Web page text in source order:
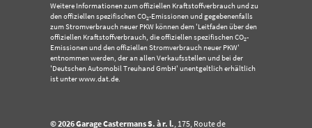
Weitere Informationen zum offiziellen Kraftstoffverbrauch und zu
den offiziellen spezifischen CO2-Emissionen und gegebenenfalls
zum Stromverbrauch neuer PKW können dem 'Leitfaden über den
offiziellen Kraftstoffverbrauch, die offiziellen spezifischen CO2-
Emissionen und den offiziellen Stromverbrauch neuer PKW'
entnommen werden, der an allen Verkaufsstellen und bei der
'Deutschen Automobil Treuhand GmbH' unentgeltlich erhältlich
ist unter www.dat.de.
© 2026Garage Castermans S. à r. l., 175, Route de